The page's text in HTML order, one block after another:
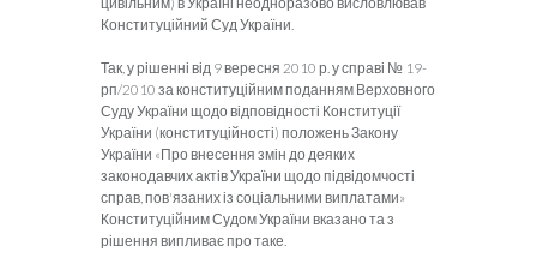
Конституційний Суд України.
Так, у рішенні від 9 вересня 2010 р. у справі № 19-
рп/2010 за конституційним поданням Верховного
Суду України щодо відповідності Конституції
України (конституційності) положень Закону
України «Про внесення змін до деяких
законодавчих актів України щодо підвідомчості
справ, пов'язаних із соціальними виплатами»
Конституційним Судом України вказано та з
рішення випливає про таке.